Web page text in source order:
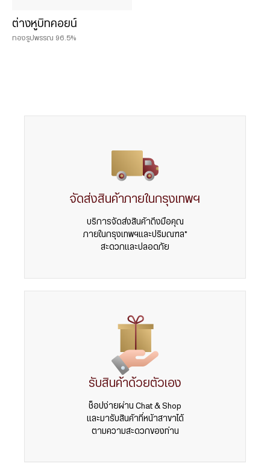
0.075 บาท
0.125 บาท
ต่างหูบิทคอยน์
ทองรูปพรรณ 96.5%
จัดส่งสินค้าภายในกรุงเทพฯ
บริการจัดส่งสินค้าถึงมือคุณ
ภายในกรุงเทพฯและปริมณฑล*
สะดวกและปลอดภัย
รับสินค้าด้วยตัวเอง
ช็อปง่ายผ่าน Chat & Shop
และมารับสินค้าที่หน้าสาขาได้
ตามความสะดวกของท่าน